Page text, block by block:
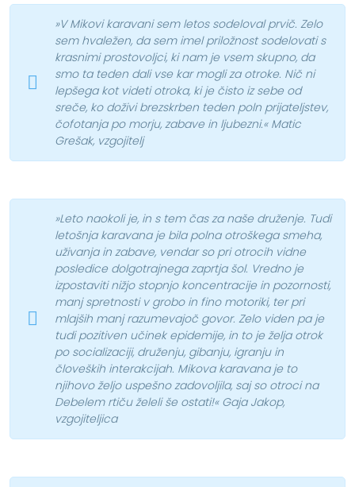
»V Mikovi karavani sem letos sodeloval prvič. Zelo
sem hvaležen, da sem imel priložnost sodelovati s
krasnimi prostovoljci, ki nam je vsem skupno, da
smo ta teden dali vse kar mogli za otroke. Nič ni
lepšega kot videti otroka, ki je čisto iz sebe od
sreče, ko doživi brezskrben teden poln prijateljstev,
čofotanja po morju, zabave in ljubezni.« Matic
Grešak, vzgojitelj
»Leto naokoli je, in s tem čas za naše druženje. Tudi
letošnja karavana je bila polna otroškega smeha,
uživanja in zabave, vendar so pri otrocih vidne
posledice dolgotrajnega zaprtja šol. Vredno je
izpostaviti nižjo stopnjo koncentracije in pozornosti,
manj spretnosti v grobo in fino motoriki, ter pri
mlajših manj razumevajoč govor. Zelo viden pa je
tudi pozitiven učinek epidemije, in to je želja otrok
po socializaciji, druženju, gibanju, igranju in
človeških interakcijah. Mikova karavana je to
njihovo željo uspešno zadovoljila, saj so otroci na
Debelem rtiču želeli še ostati!« Gaja Jakop,
vzgojiteljica